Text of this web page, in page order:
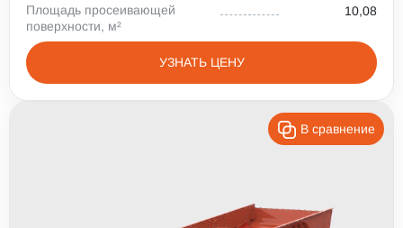
Площадь просеивающей
поверхности, м²
10,08
УЗНАТЬ ЦЕНУ
В сравнение